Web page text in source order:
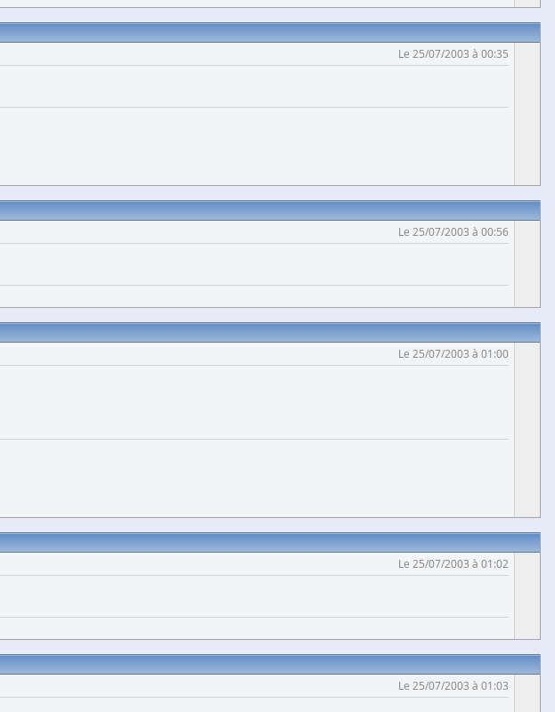
Le 25/07/2003 à 00:35
Le 25/07/2003 à 00:56
Le 25/07/2003 à 01:00
Le 25/07/2003 à 01:02
Le 25/07/2003 à 01:03